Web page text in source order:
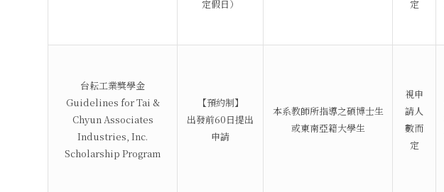
定假日）
定
台耘工業獎學金
Guidelines for Tai &
Chyun Associates
Industries, Inc.
Scholarship Program
【預約制】
出發前60日提出
申請
本系教師所指導之碩博士生
或東南亞籍大學生
視申
請人
數而
定